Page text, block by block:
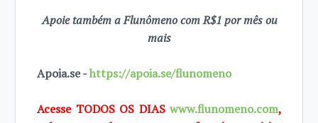
Apoie também a Flunômeno com R$1 por mês ou
mais
Apoia.se -https://apoia.se/flunomeno
Acesse TODOS OS DIASwww.flunomeno.com,